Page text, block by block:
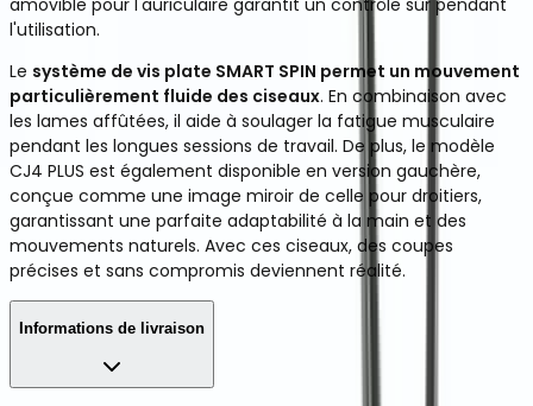
l'utilisation.
Le système de vis plate SMART SPIN permet un mouvement
particulièrement fluide des ciseaux. En combinaison avec
les lames affûtées, il aide à soulager la fatigue musculaire
pendant les longues sessions de travail. De plus, le modèle
CJ4 PLUS est également disponible en version gauchère,
conçue comme une image miroir de celle pour droitiers,
garantissant une parfaite adaptabilité à la main et des
mouvements naturels. Avec ces ciseaux, des coupes
précises et sans compromis deviennent réalité.
Informations de livraison